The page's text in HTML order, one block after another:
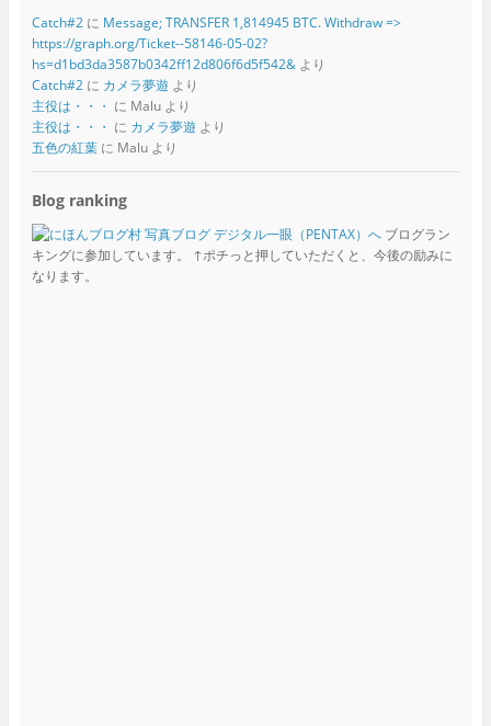
Catch#2に Message; TRANSFER 1,814945 BTC. Withdraw =>
https://graph.org/Ticket--58146-05-02?
hs=d1bd3da3587b0342ff12d806f6d5f542&より
Catch#2に カメラ夢遊より
主役は・・・ に Maluより
主役は・・・ に カメラ夢遊より
五色の紅葉に Maluより
Blog ranking
ブログラン
キングに参加しています。 ↑ポチっと押していただくと、今後の励みに
なります。